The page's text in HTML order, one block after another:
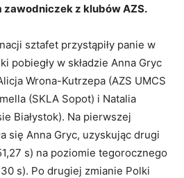
zawodniczek z klubów AZS.
sztafet przystąpiły panie w
pobiegły w składzie Anna Gryc
Wrona-Kutrzepa (AZS UMCS
(SKLA Sopot) i Natalia
Białystok). Na pierwszej
się Anna Gryc, uzyskując drugi
s) na poziomie tegorocznego
s). Po drugiej zmianie Polki